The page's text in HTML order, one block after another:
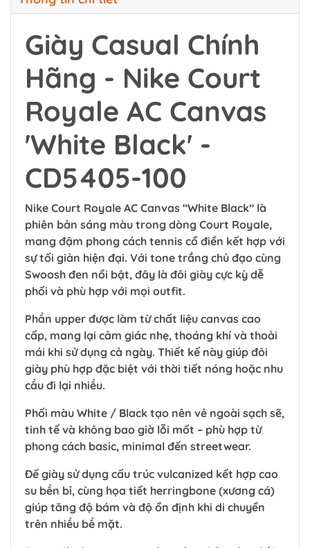
Giày Casual Chính
Hãng - Nike Court
Royale AC Canvas
'White Black' -
CD5405-100
Nike Court Royale AC Canvas “White Black” là
phiên bản sáng màu trong dòng Court Royale,
mang đậm phong cách tennis cổ điển kết hợp với
sự tối giản hiện đại. Với tone trắng chủ đạo cùng
Swoosh đen nổi bật, đây là đôi giày cực kỳ dễ
phối và phù hợp với mọi outfit.
Phần upper được làm từ chất liệu canvas cao
cấp, mang lại cảm giác nhẹ, thoáng khí và thoải
mái khi sử dụng cả ngày. Thiết kế này giúp đôi
giày phù hợp đặc biệt với thời tiết nóng hoặc nhu
cầu đi lại nhiều.
Phối màu White / Black tạo nên vẻ ngoài sạch sẽ,
tinh tế và không bao giờ lỗi mốt – phù hợp từ
phong cách basic, minimal đến streetwear.
Đế giày sử dụng cấu trúc vulcanized kết hợp cao
su bền bỉ, cùng họa tiết herringbone (xương cá)
giúp tăng độ bám và độ ổn định khi di chuyển
trên nhiều bề mặt.